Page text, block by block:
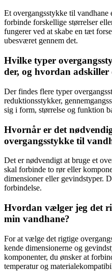
Et overgangsstykke til vandhane
forbinde forskellige størrelser
fungerer ved at skabe en tæt
ubesværet gennem det.
Hvilke typer
der, og hvordan adskiller
Der findes flere typer
reduktionsstykker,
sig i form, størrelse og funktion
Hvornår er det
overgangsstykke til
Det er nødvendigt at bruge et
skal forbinde to rør eller
dimensioner eller gevindstyper.
forbindelse.
Hvordan vælger jeg det
min vandhane?
For at vælge det rigtige
kende dimensionerne og
komponenter, du ønsker at
temperatur og